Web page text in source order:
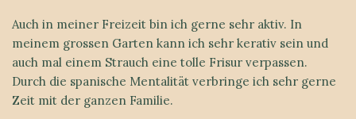
Auch in meiner Freizeit bin ich gerne sehr aktiv. In
meinem grossen Garten kann ich sehr kerativ sein und
auch mal einem Strauch eine tolle Frisur verpassen.
Durch die spanische Mentalität verbringe ich sehr gerne
Zeit mit der ganzen Familie.